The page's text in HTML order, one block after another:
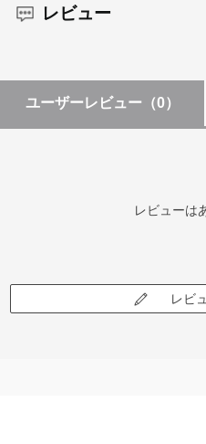
レビュー
ユーザーレビュー （0）
レビューは
レビ